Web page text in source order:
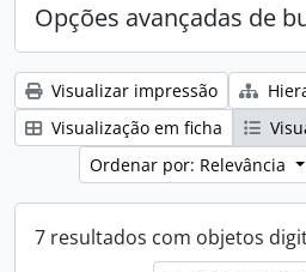
Opções avançadas de
Visualizar impressão
Visualização em ficha
Ordenar por: Relevância
7 resultados com objetos